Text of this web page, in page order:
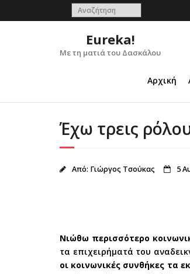
to
Eureka!
Με τη ματιά του Δασκάλου
Αρχική
Έχω τρεις
Από: Γιώργος Τσούκας 5
Νιώθω περισσότερο
τα επιχειρήματά του
οι κοινωνικές συνθήκες τα